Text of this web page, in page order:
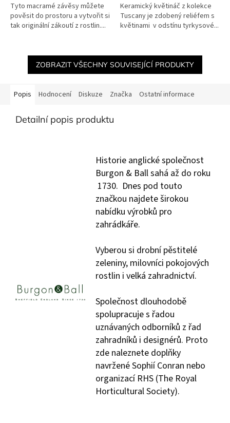
Tyto macramé závěsy můžete
pověsit do prostoru a vytvořit si
tak originální zákoutí z rostlin....
Keramický květináč z kolekce
Tuscany je zdobený reliéfem s
květinami v odstínu tyrkysové...
ZOBRAZIT VŠECHNY SOUVISEJÍCÍ PRODUKTY
Popis Hodnocení Diskuze Značka Ostatní informace
Detailní popis produktu
Historie anglické společnost
Burgon & Ball sahá až do roku
1730. Dnes pod touto
značkou najdete širokou
nabídku výrobků pro
zahrádkáře.
Vyberou si drobní pěstitelé
zeleniny, milovníci pokojových
rostlin i velká zahradnictví.
Společnost dlouhodobě
spolupracuje s řadou
uznávaných odborníků z řad
zahradníků i designérů. Proto
zde naleznete doplňky
navržené Sophií Conran nebo
organizací RHS (The Royal
Horticultural Society).